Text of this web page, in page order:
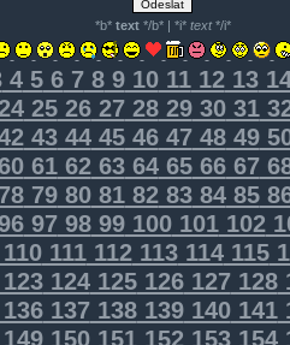
*b* text*/b* | *i* text*/i*
45678910111213
25262728293031
43444546474849
61626364656667
79808182838485
979899100101102
111112113114115
124125126127128
137138139140141
150151152153154